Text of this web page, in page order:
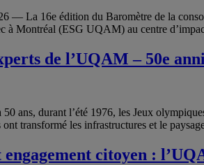
— La 16e édition du Baromètre de la
à Montréal (ESG UQAM) au centre
de l’UQAM – 50e
ans, durant l’été 1976, les Jeux
ont transformé les infrastructures et le
citoyen :